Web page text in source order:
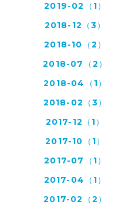
2019-02（1）
2018-12（3）
2018-10（2）
2018-07（2）
2018-04（1）
2018-02（3）
2017-12（1）
2017-10（1）
2017-07（1）
2017-04（1）
2017-02（2）